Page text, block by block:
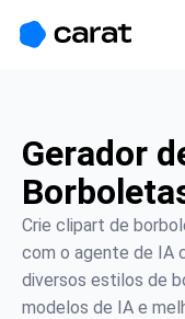
Gerador
Crie clipart de
com o agente de IA
diversos estilos de
modelos de IA e